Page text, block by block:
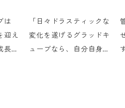
は
迎え
長を
「日々ドラスティックな
変化を遂げるグラッドキ
ューブなら、自分自身と